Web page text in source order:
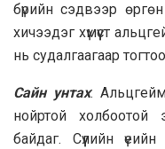
бүрийн сэдвээр
хичээдэг хүмүүст
нь судалгаагаар
Сайн унтах:
нойртой холбоотой
байдаг. Сүүлийн